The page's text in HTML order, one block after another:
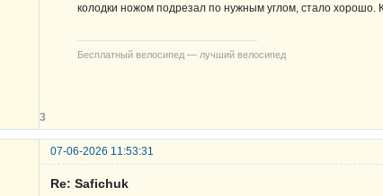
колодки ножом подрезал по нужным углом, стало хорошо.
Бесплатный велосипед — лучший велосипед
3
07-06-2026 11:53:31
Re: Safichuk